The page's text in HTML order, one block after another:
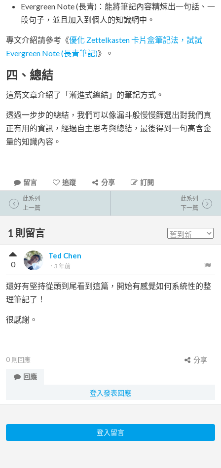
Evergreen Note (長青)：能將筆記內容精煉出一句話、一
段句子，並且加入到個人的知識網中。
專文介紹請參考《優化 Zettelkasten 卡片盒筆記法，試試
Evergreen Note (長青筆記)》。
四、總結
這篇文章介紹了「漸進式總結」的筆記方式。
透過一步步的總結，我們可以像漏斗般慢慢篩選出對我們真
正有用的資訊，經過自主思考與總結，最後得到一句高含金
量的知識內容。
留言 追蹤 分享 訂閱
此系列
上一篇
此系列
下一篇
1 則留言
Ted Chen
． 3 年前
0
還好有堅持從頭到尾看到這篇，開始有感覺如何系統性的整
理筆記了！
很感謝。
0 則回應
分享
回應
登入發表回應
登入留言